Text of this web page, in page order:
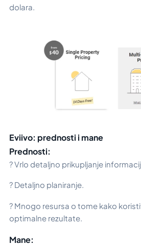
dolara.
Eviivo: prednosti i mane
Prednosti:
? Vrlo detaljno prikupljanje
? Detaljno planiranje.
? Mnogo resursa o tome kako
optimalne rezultate.
Mane: